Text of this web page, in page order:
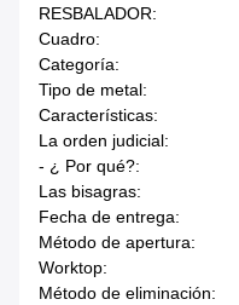
RESBALADOR:
Cuadro:
Categoría:
Tipo de metal:
Características:
La orden judicial:
- ¿ Por qué?:
Las bisagras:
Fecha de entrega:
Método de apertura:
Worktop:
Método de eliminación: